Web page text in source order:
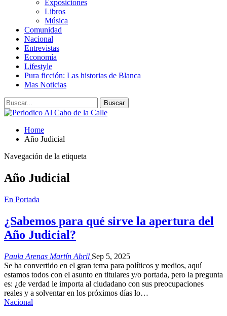
Exposiciones
Libros
Música
Comunidad
Nacional
Entrevistas
Economía
Lifestyle
Pura ficción: Las historias de Blanca
Mas Noticias
Home
Año Judicial
Navegación de la etiqueta
Año Judicial
En Portada
¿Sabemos para qué sirve la apertura del
Año Judicial?
Paula Arenas Martín Abril Sep 5, 2025
Se ha convertido en el gran tema para políticos y medios, aquí
estamos todos con el asunto en titulares y/o portada, pero la pregunta
es: ¿de verdad le importa al ciudadano con sus preocupaciones
reales y a solventar en los próximos días lo…
Nacional